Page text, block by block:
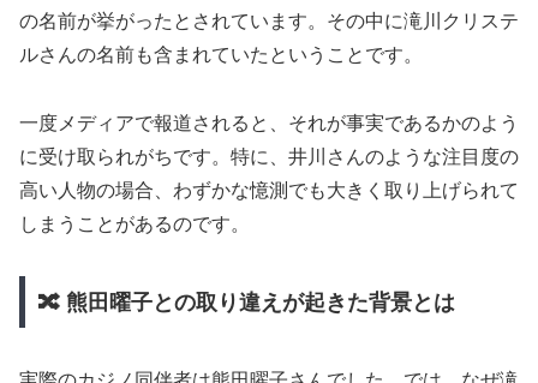
の名前が挙がったとされています。その中に滝川クリステ
ルさんの名前も含まれていたということです。
一度メディアで報道されると、それが事実であるかのよう
に受け取られがちです。特に、井川さんのような注目度の
高い人物の場合、わずかな憶測でも大きく取り上げられて
しまうことがあるのです。
🔀 熊田曜子との取り違えが起きた背景とは